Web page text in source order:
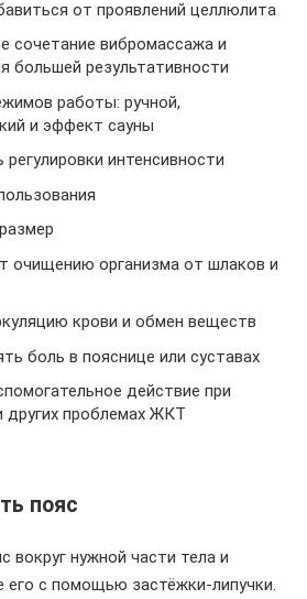
от проявлений целлюлита
сочетание вибромассажа и
большей результативности
работы: ручной,
и эффект сауны
интенсивности
очищению организма от шлаков и
крови и обмен веществ
боль в пояснице или суставах
действие при
других проблемах ЖКТ
пояс
вокруг нужной части тела и
его с помощью застёжки-липучки.